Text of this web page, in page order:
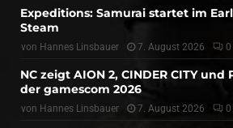
Expeditions: Samurai startet im
Steam
von Hannes Linsbauer 7. August 2026 0
NC zeigt AION 2, CINDER CITY
der gamescom 2026
von Hannes Linsbauer 7. August 2026 0